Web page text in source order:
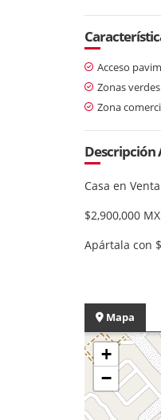
Acceso
Zonas verdes
Zona
Descripción
Casa en
$2,900,000
Apártala con
Mapa
+
−